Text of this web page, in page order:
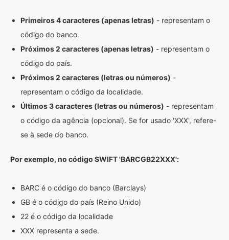
Primeiros 4 caracteres (apenas letras) - representam o
código do banco.
Próximos 2 caracteres (apenas letras) - representam o
código do país.
Próximos 2 caracteres (letras ou números) -
representam o código da localidade.
Últimos 3 caracteres (letras ou números) - representam
o código da agência (opcional). Se for usado 'XXX', refere-
se à sede do banco.
Por exemplo, no código SWIFT 'BARCGB22XXX':
BARC é o código do banco (Barclays)
GB é o código do país (Reino Unido)
22 é o código da localidade
XXX representa a sede.